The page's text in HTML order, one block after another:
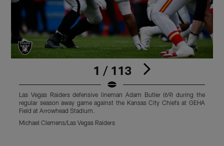
1 / 113
Las Vegas Raiders defensive lineman Adam Butler (69) during the
regular season away game against the Kansas City Chiefs at GEHA
Field at Arrowhead Stadium.
Michael Clemens/Las Vegas Raiders